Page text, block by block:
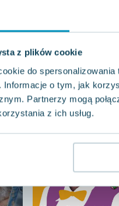
z plików cookie
do
Informacje o tym, jak
Partnerzy mogą
z ich usług.